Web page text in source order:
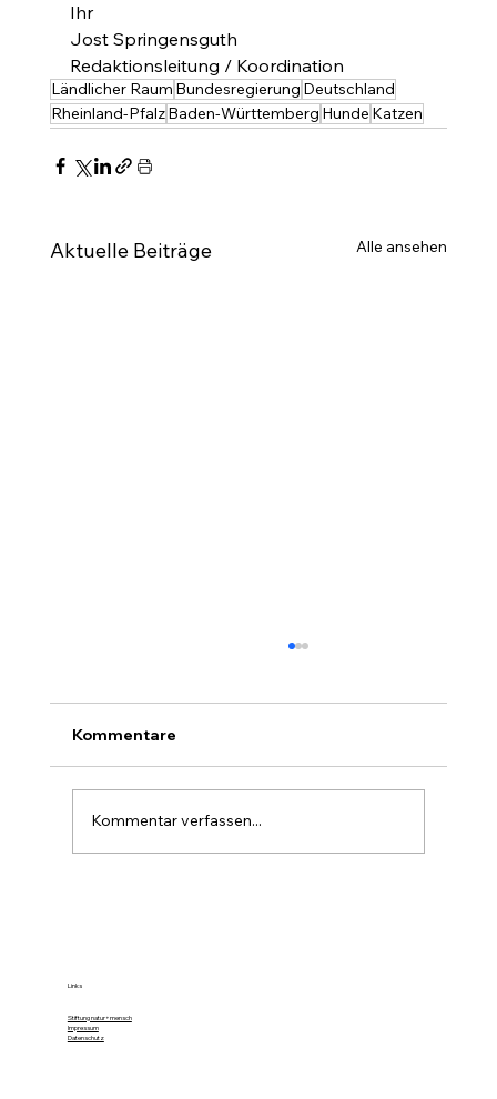
Ihr
Jost Springensguth
Redaktionsleitung / Koordination
Ländlicher Raum Bundesregierung Deutschland
Rheinland-PfalzBaden-Württemberg Hunde Katzen
Aktuelle Beiträge Alle ansehen
Kommentare
Kommentar verfassen...
Links
Stiftung natur+mensch
Impressum
Datenschutz